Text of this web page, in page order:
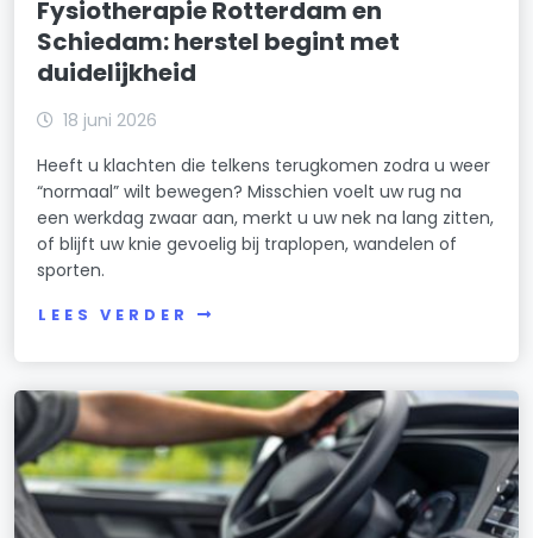
Fysiotherapie Rotterdam en
Schiedam: herstel begint met
duidelijkheid
18 juni 2026
Heeft u klachten die telkens terugkomen zodra u weer
“normaal” wilt bewegen? Misschien voelt uw rug na
een werkdag zwaar aan, merkt u uw nek na lang zitten,
of blijft uw knie gevoelig bij traplopen, wandelen of
sporten.
LEES VERDER